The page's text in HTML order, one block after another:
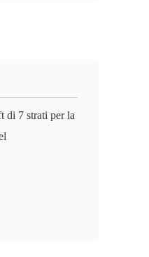
di 7 strati per la